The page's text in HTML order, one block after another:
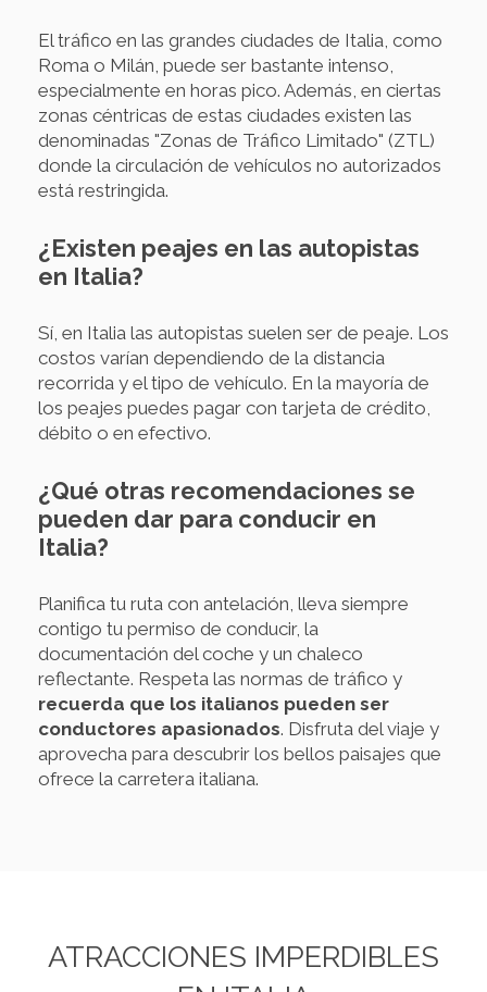
El tráfico en las grandes ciudades de Italia, como
Roma o Milán, puede ser bastante intenso,
especialmente en horas pico. Además, en ciertas
zonas céntricas de estas ciudades existen las
denominadas "Zonas de Tráfico Limitado" (ZTL)
donde la circulación de vehículos no autorizados
está restringida.
¿Existen peajes en las autopistas
en Italia?
Sí, en Italia las autopistas suelen ser de peaje. Los
costos varían dependiendo de la distancia
recorrida y el tipo de vehículo. En la mayoría de
los peajes puedes pagar con tarjeta de crédito,
débito o en efectivo.
¿Qué otras recomendaciones se
pueden dar para conducir en
Italia?
Planifica tu ruta con antelación, lleva siempre
contigo tu permiso de conducir, la
documentación del coche y un chaleco
reflectante. Respeta las normas de tráfico y
recuerda que los italianos pueden ser
conductores apasionados. Disfruta del viaje y
aprovecha para descubrir los bellos paisajes que
ofrece la carretera italiana.
ATRACCIONES IMPERDIBLES